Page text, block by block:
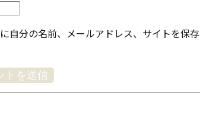
自分の名前、メールアドレス、サイトを保存